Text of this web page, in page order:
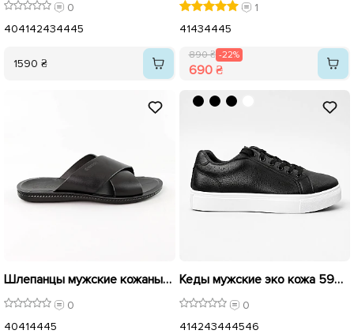
0
404142434445
1590 ₴
1
41434445
890 ₴ -22%
690 ₴
Шлепанцы мужские кожаные 589068 Черные
0
40414445
Кеды мужские эко кожа 595875 Черные
0
414243444546